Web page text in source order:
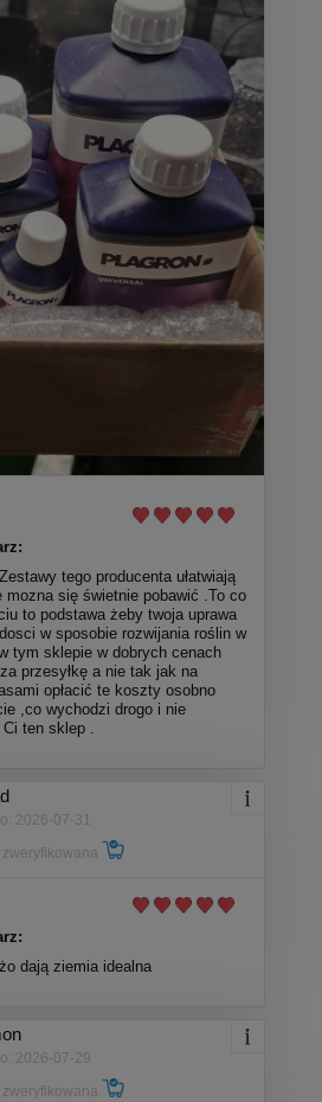
tego producenta ułatwiają
mozna się świetnie pobawić .To co
to podstawa żeby twoja uprawa
w sposobie rozwijania roślin w
tym sklepie w dobrych cenach
przesyłkę a nie tak jak na
opłacić te koszty osobno
,co wychodzi drogo i nie
ten sklep .
2026-07-31
dają ziemia idealna
2026-07-29